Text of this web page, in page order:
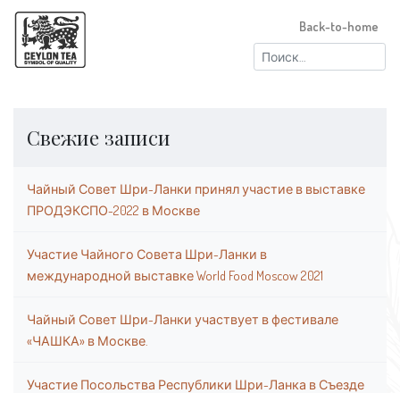
Найти:
Back-to-home
Свежие записи
Чайный Совет Шри-Ланки принял участие в выставке
ПРОДЭКСПО-2022 в Москве
Участие Чайного Совета Шри-Ланки в
международной выставке World Food Moscow 2021
Чайный Совет Шри-Ланки участвует в фестивале
«ЧАШКА» в Москве.
Участие Посольства Республики Шри-Ланка в Съезде